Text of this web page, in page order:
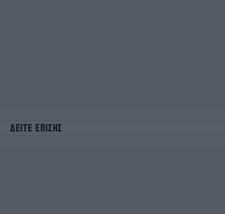
ΔΕΙΤΕ ΕΠΙΣΗΣ